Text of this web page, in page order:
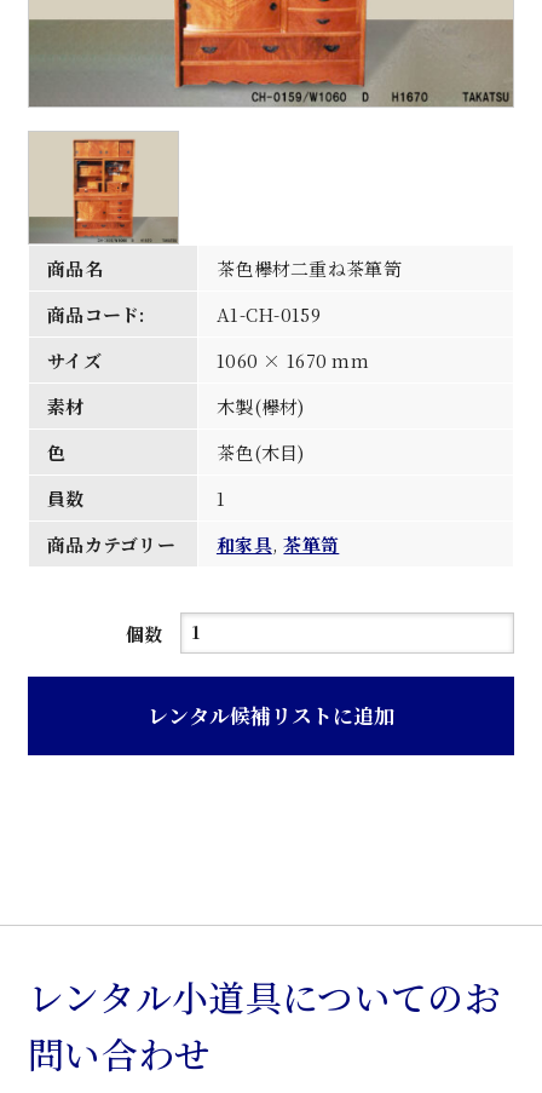
商品名
茶色欅材二重ね茶箪笥
商品コード:
A1-CH-0159
サイズ
1060 × 1670 mm
素材
木製(欅材)
色
茶色(木目)
員数
1
商品カテゴリー
和家具,茶箪笥
個数
茶
材
個
レンタル候補リストに追加
レンタル小道具についてのお
問い合わせ